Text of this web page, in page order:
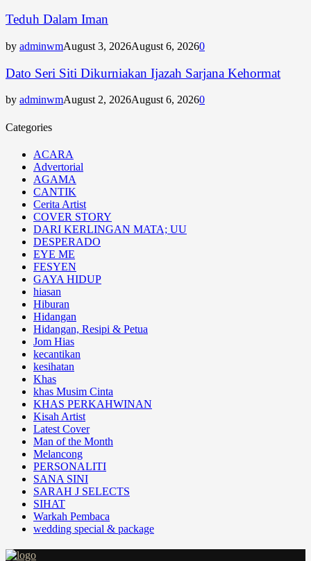
Teduh Dalam Iman
by adminwmAugust 3, 2026August 6, 20260
Dato Seri Siti Dikurniakan Ijazah Sarjana Kehormat
by adminwmAugust 2, 2026August 6, 20260
Categories
ACARA
Advertorial
AGAMA
CANTIK
Cerita Artist
COVER STORY
DARI KERLINGAN MATA; UU
DESPERADO
EYE ME
FESYEN
GAYA HIDUP
hiasan
Hiburan
Hidangan
Hidangan, Resipi & Petua
Jom Hias
kecantikan
kesihatan
Khas
khas Musim Cinta
KHAS PERKAHWINAN
Kisah Artist
Latest Cover
Man of the Month
Melancong
PERSONALITI
SANA SINI
SARAH J SELECTS
SIHAT
Warkah Pembaca
wedding special & package